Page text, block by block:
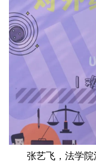
张艺飞，法学院